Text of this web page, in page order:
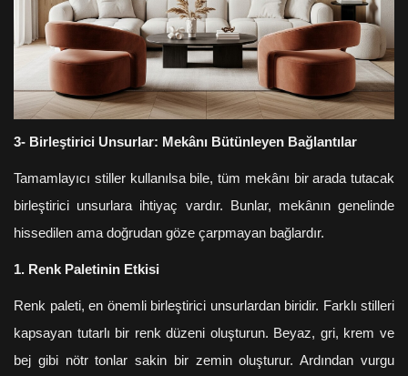
3- Birleştirici Unsurlar: Mekânı Bütünleyen Bağlantılar
Tamamlayıcı stiller kullanılsa bile, tüm mekânı bir arada tutacak
birleştirici unsurlara ihtiyaç vardır. Bunlar, mekânın genelinde
hissedilen ama doğrudan göze çarpmayan bağlardır.
1. Renk Paletinin Etkisi
Renk paleti, en önemli birleştirici unsurlardan biridir. Farklı stilleri
kapsayan tutarlı bir renk düzeni oluşturun. Beyaz, gri, krem ve
bej gibi nötr tonlar sakin bir zemin oluşturur. Ardından vurgu